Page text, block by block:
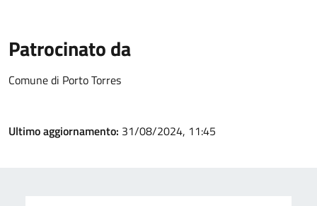
Patrocinato da
Comune di Porto Torres
Ultimo aggiornamento: 31/08/2024, 11:45